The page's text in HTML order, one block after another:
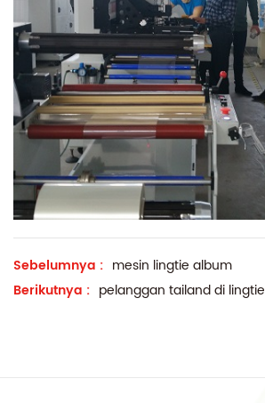
Sebelumnya : mesin lingtie album
Berikutnya : pelanggan tailand di lingtie